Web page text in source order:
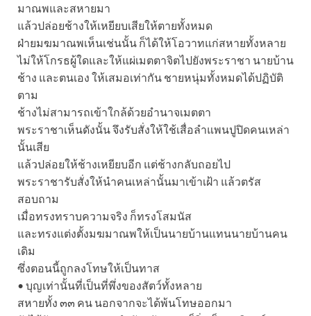
มาณพและสหายมา
แล้วปล่อยช้างให้เหยียบเสียให้ตายทั้งหมด
ฝ่ายมฆมาณพเห็นเช่นนั้น ก็ได้ให้โอวาทแก่สหายทั้งหลาย
ไม่ให้โกรธผู้ใดและให้แผ่เมตตาจิตไปยังพระราชา นายบ้าน
ช้าง และตนเอง ให้เสมอเท่ากัน ชายหนุ่มทั้งหมดได้ปฏิบัติ
ตาม
ช้างไม่สามารถเข้าใกล้ด้วยอำนาจเมตตา
พระราชาเห็นดังนั้น จึงรับสั่งให้ใช้เสื่อลำแพนปูปิดคนเหล่า
นั้นเสีย
แล้วปล่อยให้ช้างเหยียบอีก แต่ช้างกลับถอยไป
พระราชารับสั่งให้นำคนเหล่านั้นมาเข้าเฝ้า แล้วตรัส
สอบถาม
เมื่อทรงทราบความจริง ก็ทรงโสมนัส
และทรงแต่งตั้งมฆมาณพให้เป็นนายบ้านแทนนายบ้านคน
เดิม
ซึ่งตอนนี้ถูกลงโทษให้เป็นทาส
• บุญเท่านั้นที่เป็นที่พึ่งของสัตว์ทั้งหลาย
สหายทั้ง ๓๓ คน นอกจากจะได้พ้นโทษออกมา